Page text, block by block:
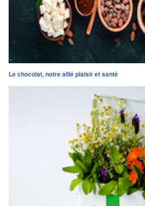
Le chocolat, notre allié plaisir et santé